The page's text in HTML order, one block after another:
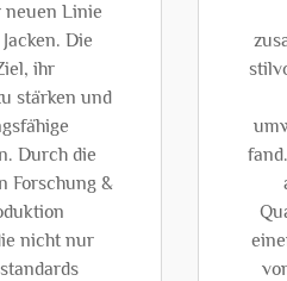
neuen Linie
Die
ihr
stärken und
Durch die
Forschung &
nicht nur